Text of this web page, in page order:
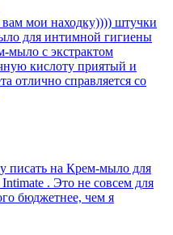
мои находку)))) штучки
для интимной гигиены
мыло с экстрактом
кислоту приятый и
отлично справляется со
писать на Крем-мыло для
. Это не совсем для
бюджетнее, чем я